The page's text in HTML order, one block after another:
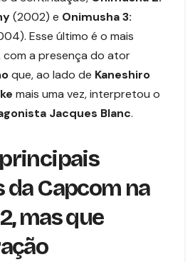
(2002) e Onimusha 3:
Esse último é o mais
a presença do ator
que, ao lado de Kaneshiro
mais uma vez, interpretou o
Jacques Blanc.
Capcom na
mas que